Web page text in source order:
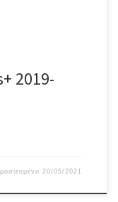
2019-
20/05/2021